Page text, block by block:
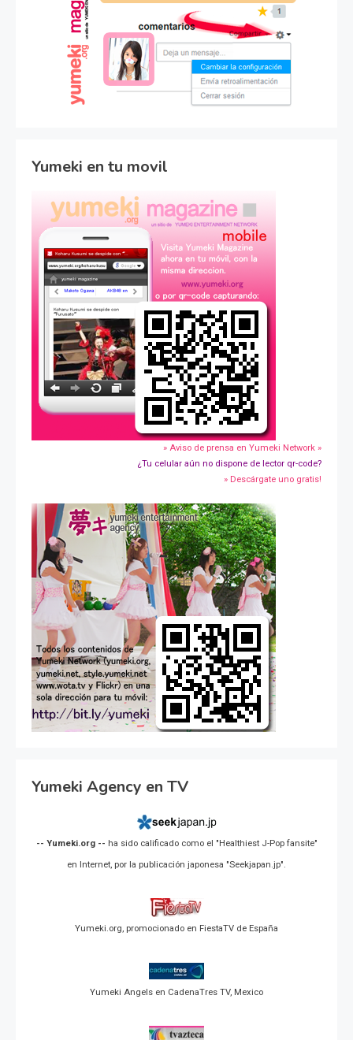
Yumeki en tu movil
» Aviso de prensa en Yumeki Network »
¿Tu celular aún no dispone de lector qr-code?
» Descárgate uno gratis!
Yumeki Agency en TV
-- Yumeki.org -- ha sido calificado como el "Healthiest J-Pop fansite"
en Internet, por la publicación japonesa "Seekjapan.jp".
Yumeki.org, promocionado en FiestaTV de España
Yumeki Angels en CadenaTres TV, Mexico